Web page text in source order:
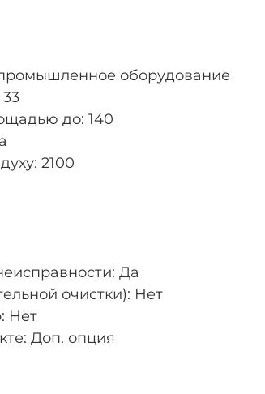
оборудование
до: 140
2100
Да
очистки): Нет
Нет
Доп. опция